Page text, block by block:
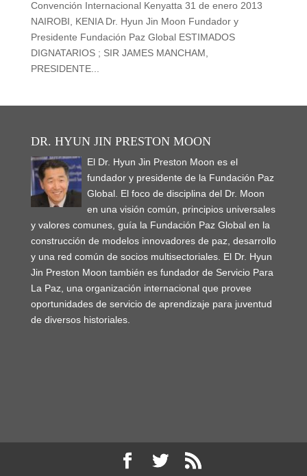
Convención Internacional Kenyatta 31 de enero 2013
NAIROBI, KENIA Dr. Hyun Jin Moon Fundador y
Presidente Fundación Paz Global ESTIMADOS
DIGNATARIOS ; SIR JAMES MANCHAM,
PRESIDENTE...
DR. HYUN JIN PRESTON MOON
El Dr. Hyun Jin Preston Moon es el
fundador y presidente de la Fundación Paz
Global. El foco de disciplina del Dr. Moon
en una visión común, principios universales
y valores comunes, guía la Fundación Paz Global en la
construcción de modelos innovadores de paz, desarrollo
y una red común de socios multisectoriales. El Dr. Hyun
Jin Preston Moon también es fundador de Servicio Para
La Paz, una organización internacional que provee
oportunidades de servicio de aprendizaje para juventud
de diversos historiales.